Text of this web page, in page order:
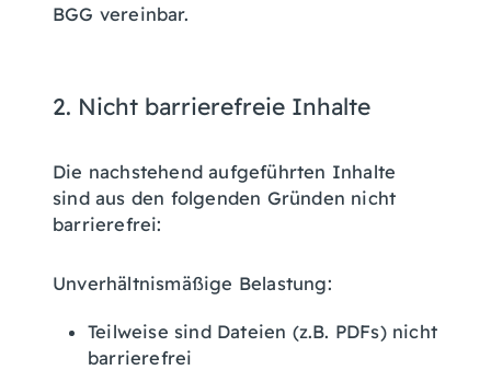
BGG vereinbar.
2. Nicht barrierefreie Inhalte
Die nachstehend aufgeführten Inhalte
sind aus den folgenden Gründen nicht
barrierefrei:
Unverhältnismäßige Belastung:
Teilweise sind Dateien (z.B. PDFs) nicht
barrierefrei